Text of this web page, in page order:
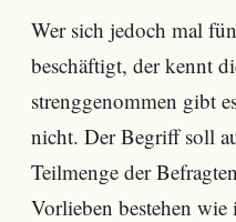
Wer sich jedoch mal
beschäftigt, der kennt
strenggenommen gibt
nicht. Der Begriff soll
Teilmenge der
Vorlieben bestehen